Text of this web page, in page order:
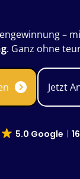
–
. Ganz ohne
Jetzt
5.0 Google